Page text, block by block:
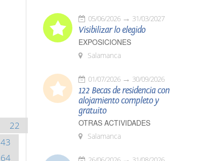
22
43
64
05/06/2026 31/03/2027
Visibilizar lo elegido
EXPOSICIONES
Salamanca
01/07/2026 30/09/2026
122 Becas de residencia con
alojamiento completo y
gratuito
OTRAS ACTIVIDADES
Salamanca